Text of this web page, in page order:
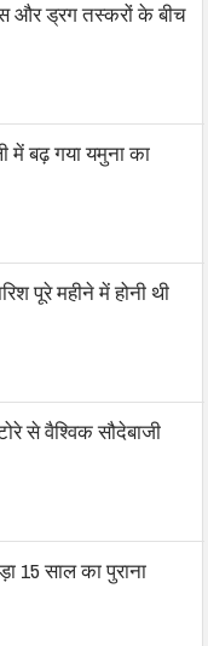
और ड्रग तस्करों के बीच
में बढ़ गया यमुना का
पूरे महीने में होनी थी
से वैश्विक सौदेबाजी
15 साल का पुराना